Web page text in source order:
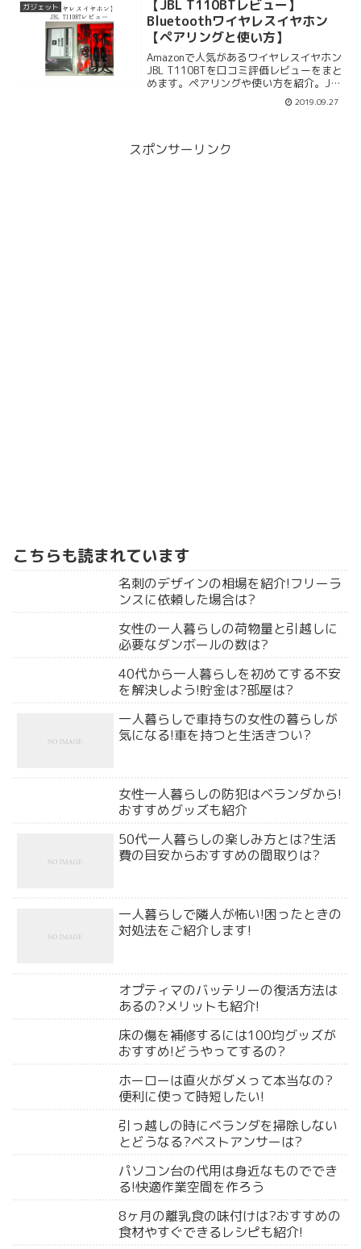
みましょう。
ガジェット
【JBL T110BTレビュー】
Bluetoothワイヤレスイヤホン
【ペアリングと使い方】
Amazonで人気があるワイヤレスイヤホン
JBL T110BTを口コミ評価レビューをまと
めます。ペアリングや使い方を紹介。JBL
T110BTの遅延や音質、付属品、スペッ
ク、口コミ評価レビューをまとめます。
2019.09.27
スポンサーリンク
こちらも読まれています
名刺のデザインの相場を紹介!フリーラ
ンスに依頼した場合は?
女性の一人暮らしの荷物量と引越しに
必要なダンボールの数は?
40代から一人暮らしを初めてする不安
を解決しよう!貯金は?部屋は?
一人暮らしで車持ちの女性の暮らしが
気になる!車を持つと生活きつい?
女性一人暮らしの防犯はベランダから!
おすすめグッズも紹介
50代一人暮らしの楽しみ方とは?生活
費の目安からおすすめの間取りは?
一人暮らしで隣人が怖い!困ったときの
対処法をご紹介します!
オプティマのバッテリーの復活方法は
あるの?メリットも紹介!
床の傷を補修するには100均グッズが
おすすめ!どうやってするの?
ホーローは直火がダメって本当なの?
便利に使って時短したい!
引っ越しの時にベランダを掃除しない
とどうなる?ベストアンサーは?
パソコン台の代用は身近なものででき
る!快適作業空間を作ろう
8ヶ月の離乳食の味付けは?おすすめの
食材やすぐできるレシピも紹介!